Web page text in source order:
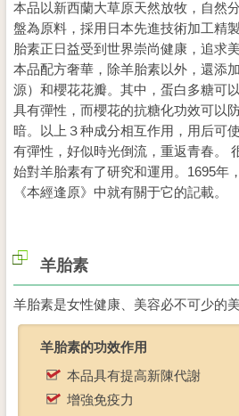
本品以新西蘭大草原天然放牧，自然
盤為原料，採用日本先進技術加工精
胎素正日益受到世界崇尚健康，追求
本品配方奢華，除羊胎素以外，還添
源）和櫻花花瓣。其中，蛋白多糖可
具有彈性，而櫻花的抗糖化功效可以
暗。以上３种成分相互作用，用后可
有彈性，好似時光倒流，重返青春。
始對羊胎素有了研究和運用。1695年
《本經逢原》中就有關于它的記載。
羊胎素
羊胎素是女性健康、美容必不可少的
羊胎素的功效作用
本品具有提高新陳代謝
增強免疫力